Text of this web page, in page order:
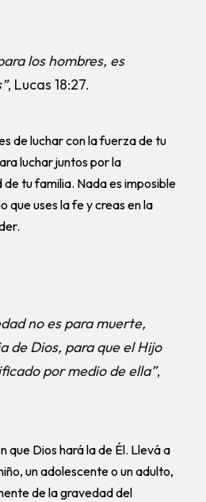
los hombres, es
, Lucas 18:27.
de luchar con la fuerza de tu
luchar juntos por la
de tu familia. Nada es imposible
que uses la fe y creas en la
no es para muerte,
de Dios, para que el Hijo
por medio de ella”,
que Dios hará la de Él. Llevá a
un adolescente o un adulto,
de la gravedad del